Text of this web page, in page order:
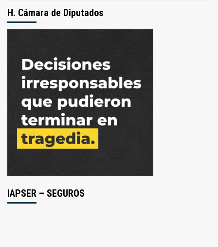
H. Cámara de Diputados
IAPSER – SEGUROS